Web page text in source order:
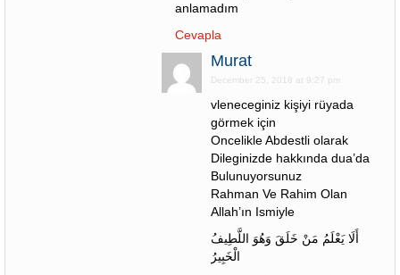
anlamadım
Cevapla
Murat
December 25, 2018 at 9:27 pm
vleneceginiz kişiyi rüyada
görmek için
Oncelikle Abdestli olarak
Dileginizde hakkında dua’da
Bulunuyorsunuz
Rahman Ve Rahim Olan
Allah’ın Ismiyle
أَلَا يَعْلَمُ مَنْ خَلَقَ وَهُوَ اللَّطِيفُ
الْخَبِيرُ